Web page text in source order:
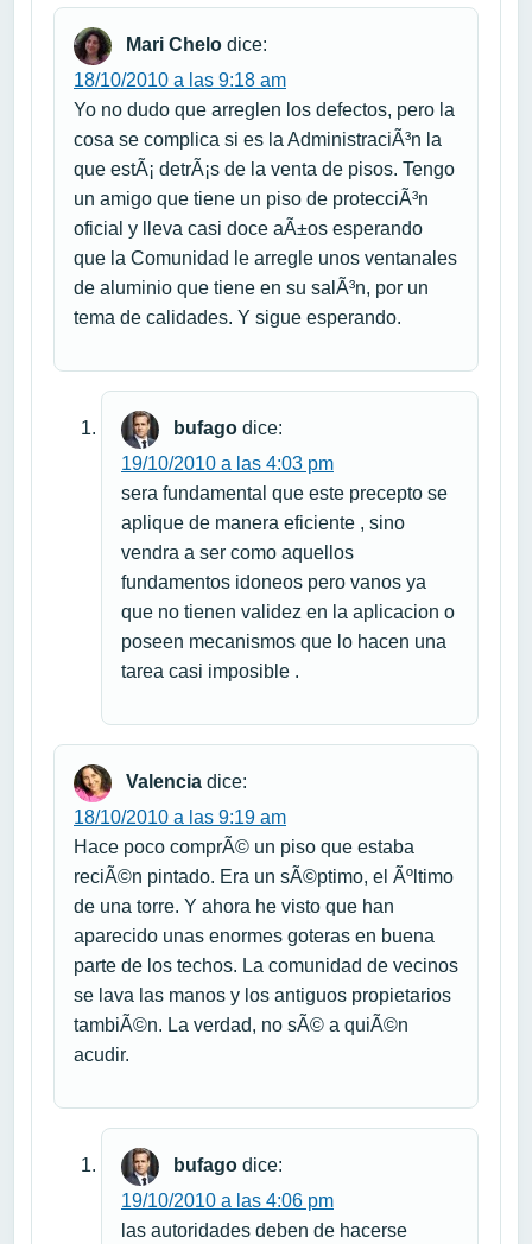
Mari Chelo dice:
18/10/2010 a las 9:18 am
Yo no dudo que arreglen los defectos, pero la
cosa se complica si es la AdministraciÃ³n la
que estÃ¡ detrÃ¡s de la venta de pisos. Tengo
un amigo que tiene un piso de protecciÃ³n
oficial y lleva casi doce aÃ±os esperando
que la Comunidad le arregle unos ventanales
de aluminio que tiene en su salÃ³n, por un
tema de calidades. Y sigue esperando.
bufago dice:
19/10/2010 a las 4:03 pm
sera fundamental que este precepto se
aplique de manera eficiente , sino
vendra a ser como aquellos
fundamentos idoneos pero vanos ya
que no tienen validez en la aplicacion o
poseen mecanismos que lo hacen una
tarea casi imposible .
Valencia dice:
18/10/2010 a las 9:19 am
Hace poco comprÃ© un piso que estaba
reciÃ©n pintado. Era un sÃ©ptimo, el Ãºltimo
de una torre. Y ahora he visto que han
aparecido unas enormes goteras en buena
parte de los techos. La comunidad de vecinos
se lava las manos y los antiguos propietarios
tambiÃ©n. La verdad, no sÃ© a quiÃ©n
acudir.
bufago dice:
19/10/2010 a las 4:06 pm
las autoridades deben de hacerse